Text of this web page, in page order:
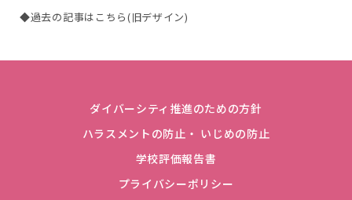
◆過去の記事はこちら(旧デザイン)
ダイバーシティ推進のための方針
ハラスメントの防止・ いじめの防止
学校評価報告書
プライバシーポリシー